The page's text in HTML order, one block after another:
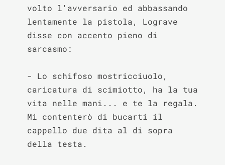
volto l'avversario ed abbassando
lentamente la pistola, Lograve
disse con accento pieno di
sarcasmo:
- Lo schifoso mostricciuolo,
caricatura di scimiotto, ha la tua
vita nelle mani... e te la regala.
Mi contenterò di bucarti il
cappello due dita al di sopra
della testa.